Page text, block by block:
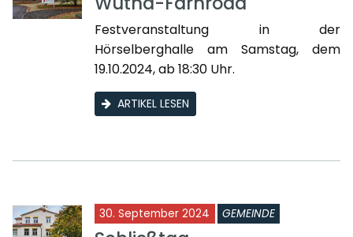
Festveranstaltung in der
Hörselberghalle am Samstag, dem
19.10.2024, ab 18:30 Uhr.
ARTIKEL LESEN
30. September 2024 GEMEINDE